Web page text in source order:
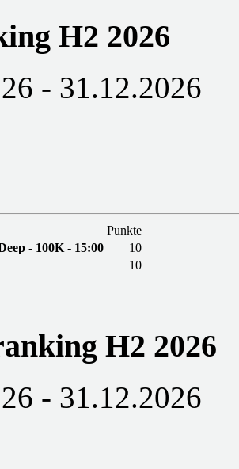
H2 2026
- 31.12.2026
Punkte
- 100K - 15:00
10
10
H2 2026
- 31.12.2026